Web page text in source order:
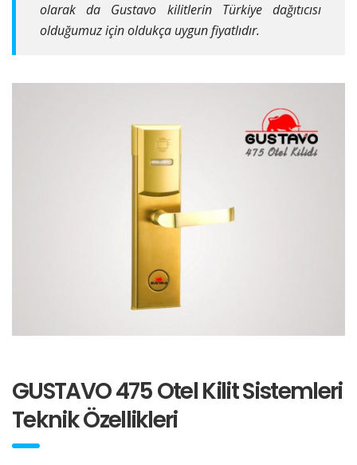
olarak da Gustavo kilitlerin Türkiye dağıtıcısı
olduğumuz için oldukça uygun fiyatlıdır.
GUSTAVO 475 Otel Kilit Sistemleri
Teknik Özellikleri